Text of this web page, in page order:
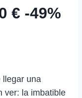
€ -49%
llegar una
ver: la imbatible